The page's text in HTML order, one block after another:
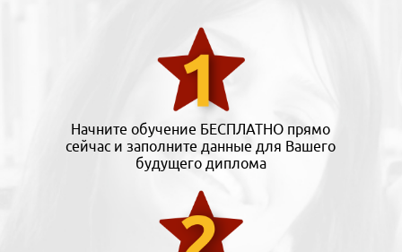
Начните обучение БЕСПЛАТНО прямо
сейчас и заполните данные для Вашего
будущего диплома